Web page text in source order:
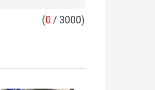
(0 / 3000)